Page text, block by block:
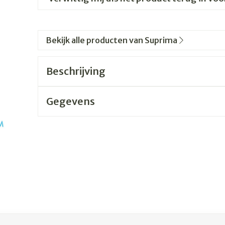
Bekijk alle producten van Suprima
Beschrijving
Gegevens